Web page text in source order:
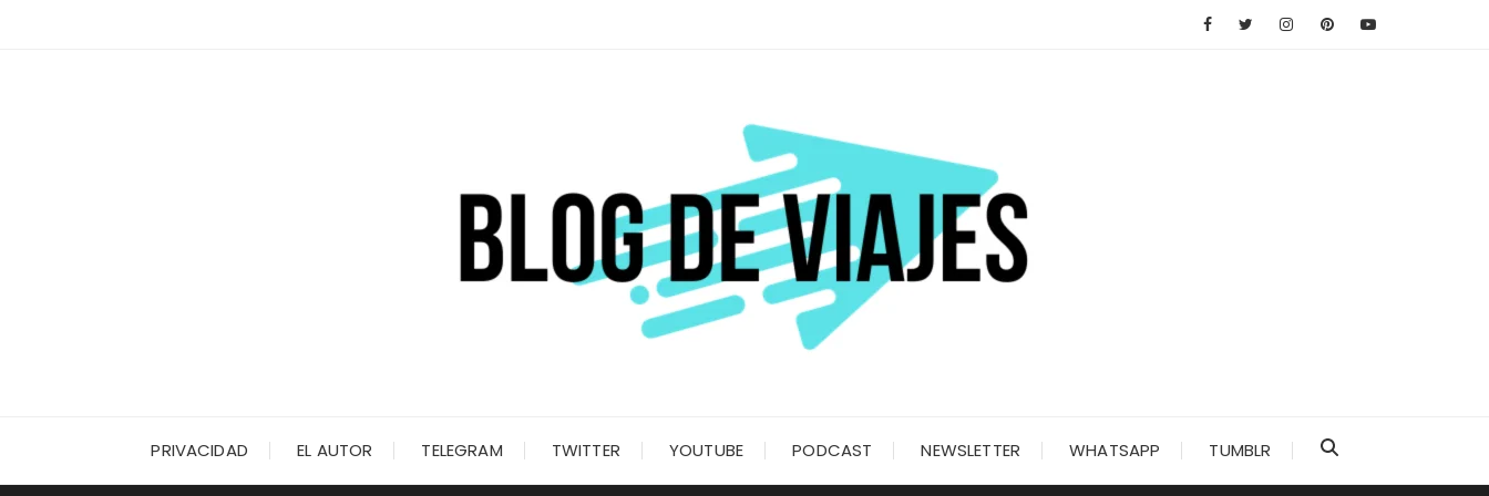
PRIVACIDAD EL AUTOR TELEGRAM TWITTER YOUTUBE PODCAST NEWSLETTER WHATSAPP TUMBLR